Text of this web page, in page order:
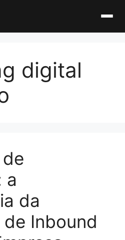
digital
a
da
Inbound